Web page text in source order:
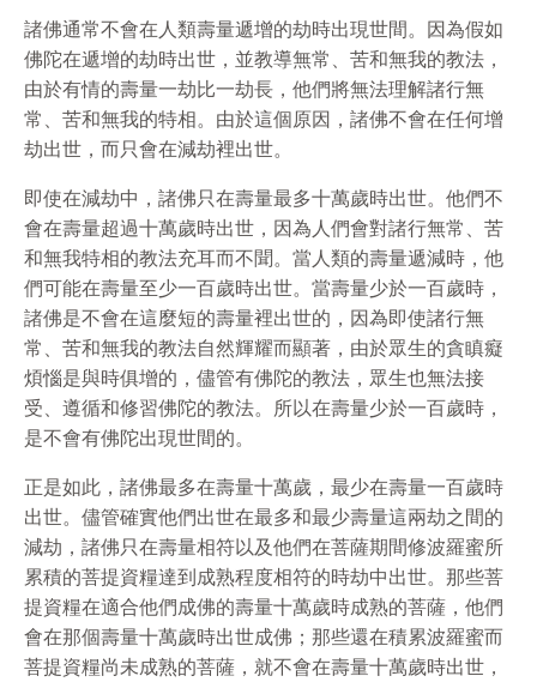
諸佛通常不會在人類壽量遞增的劫時出現世間。因為假如
佛陀在遞增的劫時出世，並教導無常、苦和無我的教法，
由於有情的壽量一劫比一劫長，他們將無法理解諸行無
常、苦和無我的特相。由於這個原因，諸佛不會在任何增
劫出世，而只會在減劫裡出世。
即使在減劫中，諸佛只在壽量最多十萬歲時出世。他們不
會在壽量超過十萬歲時出世，因為人們會對諸行無常、苦
和無我特相的教法充耳而不聞。當人類的壽量遞減時，他
們可能在壽量至少一百歲時出世。當壽量少於一百歲時，
諸佛是不會在這麼短的壽量裡出世的，因為即使諸行無
常、苦和無我的教法自然輝耀而顯著，由於眾生的貪瞋癡
煩惱是與時俱增的，儘管有佛陀的教法，眾生也無法接
受、遵循和修習佛陀的教法。所以在壽量少於一百歲時，
是不會有佛陀出現世間的。
正是如此，諸佛最多在壽量十萬歲，最少在壽量一百歲時
出世。儘管確實他們出世在最多和最少壽量這兩劫之間的
減劫，諸佛只在壽量相符以及他們在菩薩期間修波羅蜜所
累積的菩提資糧達到成熟程度相符的時劫中出世。那些菩
提資糧在適合他們成佛的壽量十萬歲時成熟的菩薩，他們
會在那個壽量十萬歲時出世成佛；那些還在積累波羅蜜而
菩提資糧尚未成熟的菩薩，就不會在壽量十萬歲時出世，